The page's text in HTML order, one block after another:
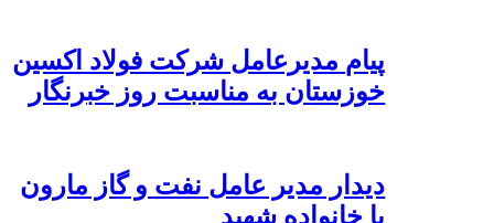
پیام مدیرعامل شرکت فولاد اکسین
خوزستان به مناسبت روز خبرنگار
دیدار مدیر عامل نفت و گاز مارون
با خانواده شهید